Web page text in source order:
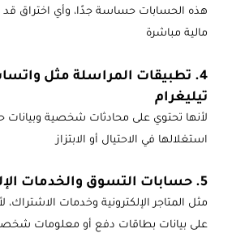
هذه الحسابات حساسة جدًا، وأي اختراق قد
مالية مباشرة
4. تطبيقات المراسلة مثل
تيليغرام
لأنها تحتوي على محادثات شخصية
استغلالها في الاحتيال أو الابتزاز
5. حسابات التسوق والخدمات الإلكترونية
مثل المتاجر الإلكترونية وخدمات الاشتراك،
على بيانات بطاقات دفع أو معلومات